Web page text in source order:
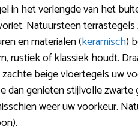
in het verlengde van het
Natuursteen
en materialen (keramisch)
rustiek of klassiek houdt.
beige vloertegels uw
dan genieten stijlvolle zwarte
weer uw voorkeur.